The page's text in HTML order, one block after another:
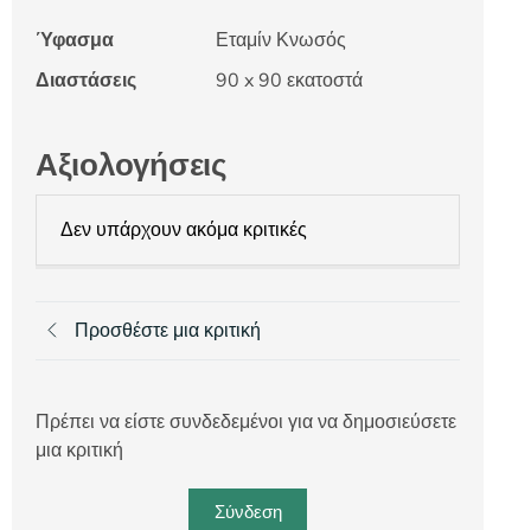
Ύφασμα
Εταμίν Κνωσός
Διαστάσεις
90 x 90 εκατοστά
Αξιολογήσεις
Δεν υπάρχουν ακόμα κριτικές
Προσθέστε μια κριτική
Πρέπει να είστε συνδεδεμένοι για να δημοσιεύσετε
μια κριτική
Σύνδεση